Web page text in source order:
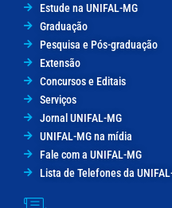
Estude na UNIFAL-MG
Graduação
Pesquisa e Pós-graduação
Extensão
Concursos e Editais
Serviços
Jornal UNIFAL-MG
UNIFAL-MG na mídia
Fale com a UNIFAL-MG
Lista de Telefones da